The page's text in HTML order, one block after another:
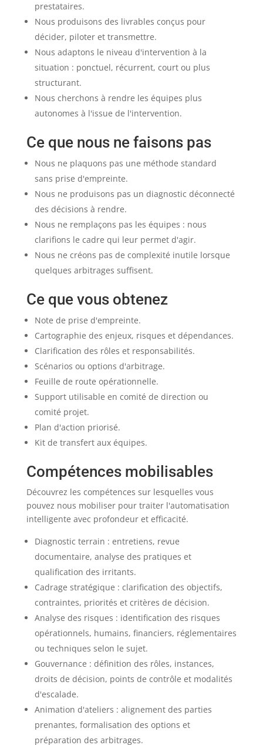
prestataires.
Nous produisons des livrables conçus pour
décider, piloter et transmettre.
Nous adaptons le niveau d'intervention à la
situation : ponctuel, récurrent, court ou plus
structurant.
Nous cherchons à rendre les équipes plus
autonomes à l'issue de l'intervention.
Ce que nous ne faisons pas
Nous ne plaquons pas une méthode standard
sans prise d'empreinte.
Nous ne produisons pas un diagnostic déconnecté
des décisions à rendre.
Nous ne remplaçons pas les équipes : nous
clarifions le cadre qui leur permet d'agir.
Nous ne créons pas de complexité inutile lorsque
quelques arbitrages suffisent.
Ce que vous obtenez
Note de prise d'empreinte.
Cartographie des enjeux, risques et dépendances.
Clarification des rôles et responsabilités.
Scénarios ou options d'arbitrage.
Feuille de route opérationnelle.
Support utilisable en comité de direction ou
comité projet.
Plan d'action priorisé.
Kit de transfert aux équipes.
Compétences mobilisables
Découvrez les compétences sur lesquelles vous
pouvez nous mobiliser pour traiter l'automatisation
intelligente avec profondeur et efficacité.
Diagnostic terrain : entretiens, revue
documentaire, analyse des pratiques et
qualification des irritants.
Cadrage stratégique : clarification des objectifs,
contraintes, priorités et critères de décision.
Analyse des risques : identification des risques
opérationnels, humains, financiers, réglementaires
ou techniques selon le sujet.
Gouvernance : définition des rôles, instances,
droits de décision, points de contrôle et modalités
d'escalade.
Animation d'ateliers : alignement des parties
prenantes, formalisation des options et
préparation des arbitrages.